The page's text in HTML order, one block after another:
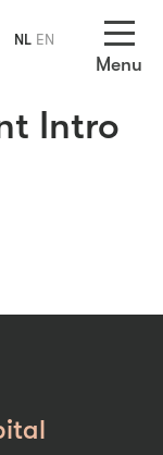
Menu
Intro
NL EN